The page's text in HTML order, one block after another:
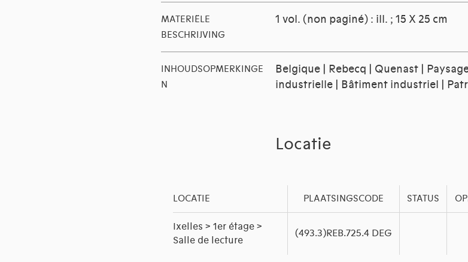
MATERIËLE
BESCHRIJVING
1 vol. (non paginé) : ill. ; 15 X 25 cm
INHOUDSOPMERKINGE
N
Belgique | Rebecq | Quenast |
industrielle | Bâtiment industriel |
Locatie
LOCATIE PLAATSINGSCODE STATUS
Ixelles > 1er étage >
Salle de lecture
(493.3)REB.725.4 DEG